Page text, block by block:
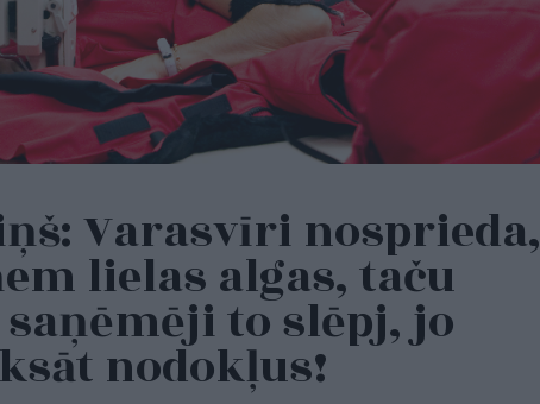
Varasvīri nosprieda,
lielas algas, taču
to slēpj, jo
nodokļus!